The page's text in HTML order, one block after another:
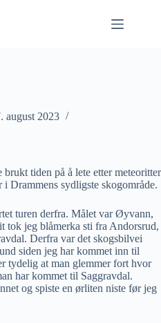
august 2023
tiden på å lete etter meteoritter
Drammens sydligste skogområde.
turen derfra. Målet var Øyvann,
tok jeg blåmerka sti fra Andorsrud,
Derfra var det skogsbilvei
siden jeg har kommet inn til
tydelig at man glemmer fort hvor
har kommet til Saggravdal.
og spiste en ørliten niste før jeg